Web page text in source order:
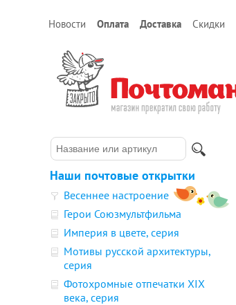
Новости Оплата Доставка Скидки
Наши почтовые открытки
Весеннее настроение
Герои Союзмультфильма
Империя в цвете, серия
Мотивы русской архитектуры,
серия
Фотохромные отпечатки XIX
века, серия